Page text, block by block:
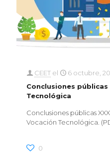
CEET el
6 octubre,
Conclusiones públicas
Tecnológica
Conclusiones públicas
Vocación Tecnológica.
0